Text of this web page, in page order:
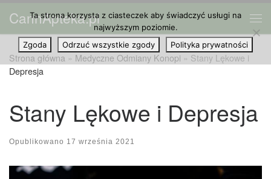
Przejdź do treści
CannApteka.pl
Strona główna » Medyczne Odmiany Konopi » Stany Lękowe i
Depresja
Stany Lękowe i Depresja
Opublikowano 17 września 2021
Ta strona korzysta z ciasteczek aby świadczyć usługi na
najwyższym poziomie.
Zgoda
Odrzuć wszystkie zgody Polityka prywatności